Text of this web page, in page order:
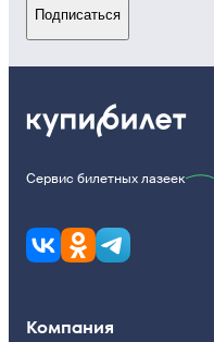
Подписаться
Сервис билетных лазеек
Компания